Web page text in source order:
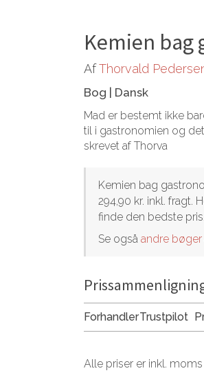
Kemien bag
AfThorvald
Bog Dansk
Mad er bestemt ikke
til i gastronomien og
skrevet af Thorva
Kemien bag
294,90 kr. inkl. fragt.
finde den bedste pris.
Se også andre bøger
ForhandlerTrustpilot
Alle priser er inkl.